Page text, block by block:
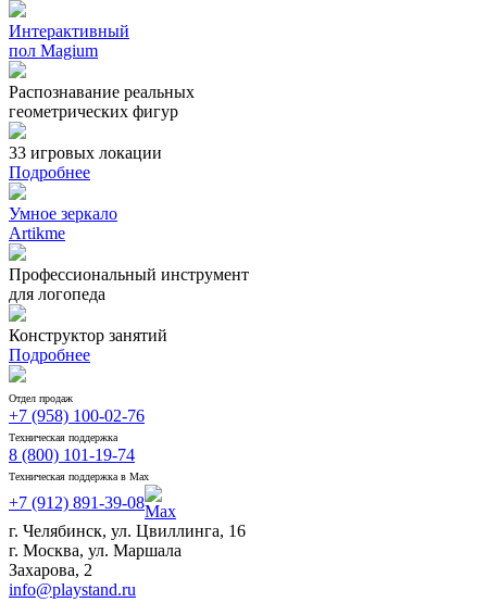
Интерактивный
пол Magium
Распознавание реальных
геометрических фигур
33 игровых локации
Подробнее
Умное зеркало
Artikme
Профессиональный инструмент
для логопеда
Конструктор занятий
Подробнее
Отдел продаж
+7 (958) 100-02-76
Техническая поддержка
8 (800) 101-19-74
Техническая поддержка в Max
+7 (912) 891-39-08
г. Челябинск, ул. Цвиллинга, 16
г. Москва, ул. Маршала
Захарова, 2
info@playstand.ru